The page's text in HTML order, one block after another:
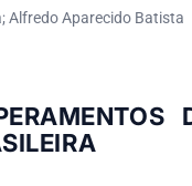
Alfredo Aparecido Batista